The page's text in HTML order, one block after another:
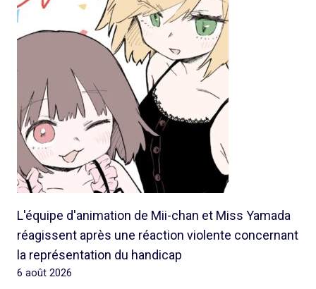
L'équipe d'animation de Mii-chan et Miss Yamada
réagissent après une réaction violente concernant
la représentation du handicap
6 août 2026